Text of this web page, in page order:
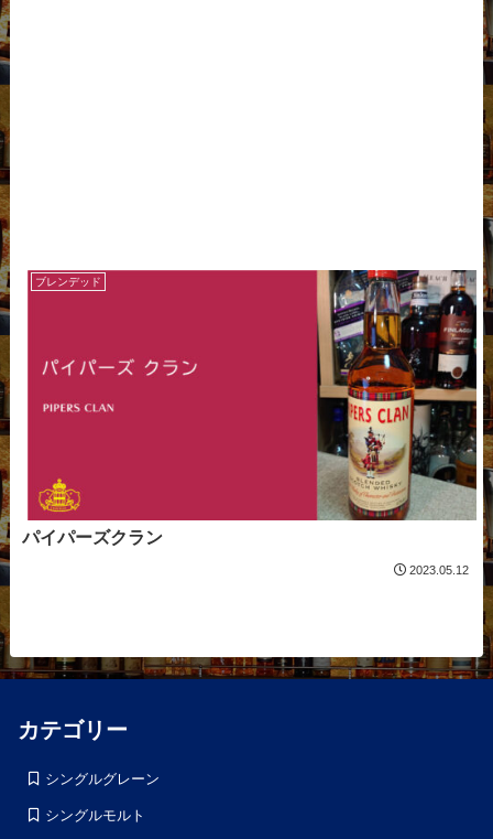
ブレンデッド
パイパーズクラン
2023.05.12
カテゴリー
シングルグレーン
シングルモルト